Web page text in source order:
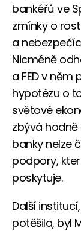
bankéřů ve
zmínky o
a
Nicméně
a FED v
hypotézu o
světové
zbývá
banky nelze
podpory,
poskytuje.
Další
potěšila, byl